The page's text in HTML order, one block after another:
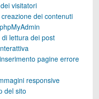
visitatori
dei contenuti
lettura dei post
pagine errore
responsive
del sito